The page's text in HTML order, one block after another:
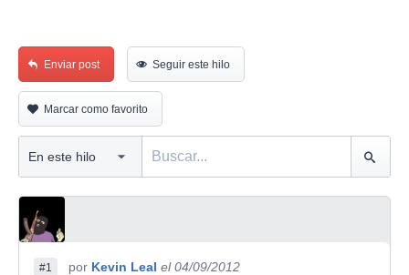
Enviar post Seguir este hilo
Marcar como favorito
#1 por Kevin Leal el 04/09/2012